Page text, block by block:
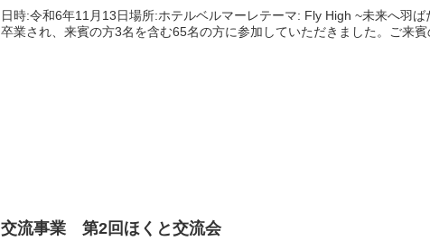
日時:令和6年11月13日場所:ホテルベルマーレテーマ: Fly High ~未来へ羽
卒業され、来賓の方3名を含む65名の方に参加していただきました。ご来賓
交流事業 第2回ほくと交流会